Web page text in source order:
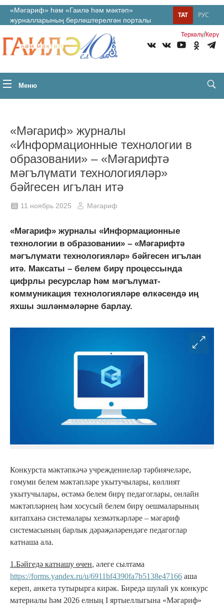
«Мәгариф» һәм «Гаилә һәм мәктәп»
журналларының берләштерелгән порталы
РУС
ТАТ
Теркəлү/Керү
Меню
«Мәгариф» журналы
«Информационные технологии в
образовании» – «Мәгарифтә
мәгълүмати технологияләр»
бәйгесен игълан итә
11 ноябрь 2025 Мәгариф
«Мәгариф» журналы «Информационные
технологии в образовании» – «Мәгарифтә
мәгълүмати технологияләр» бәйгесен игълан
итә. Максаты – белем бирү процессында
цифрлы ресурслар һәм мәгълүмат-
коммуникация технологияләре өлкәсендә иң
яхшы эшләнмәләрне барлау.
Конкурста мәктәпкәчә учреждениеләр тәрбиячеләре,
гомуми белем мәктәпләре укытучылары, көллият
укытучылары, өстәмә белем бирү педагоглары, онлайн
мәктәпләрнең һәм хосусый белем бирү оешмаларының
китапханә системалары хезмәткәрләре – мәгариф
системасының барлык дәрәҗәләрендәге педагоглар
катнаша ала.
1.Бәйгедә катнашу өчен, әлеге сылтама
https://forms.yandex.ru/u/6911bf4390fa7b5138e47166 аша
кереп, анкета тутырырга кирәк. Биредә шулай ук конкурс
материалы һәм 2026 елның I яртыеллыгына «Мәгариф»